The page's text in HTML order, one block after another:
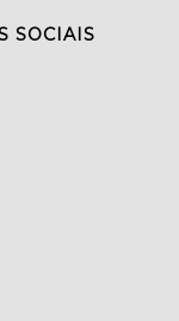
SOCIAIS